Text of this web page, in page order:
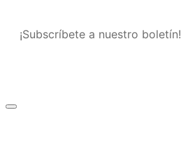
¡Subscríbete a nuestro boletín!